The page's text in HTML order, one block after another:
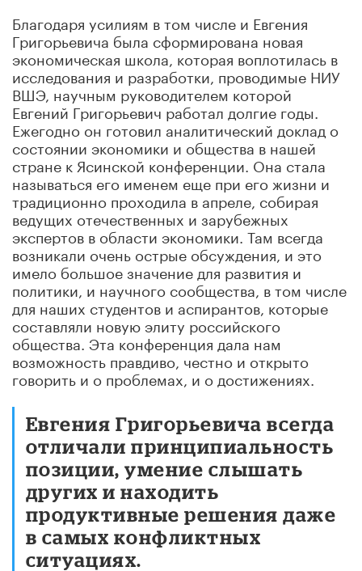
Благодаря усилиям в том числе и Евгения
Григорьевича была сформирована новая
экономическая школа, которая воплотилась в
исследования и разработки, проводимые НИУ
ВШЭ, научным руководителем которой
Евгений Григорьевич работал долгие годы.
Ежегодно он готовил аналитический доклад о
состоянии экономики и общества в нашей
стране к Ясинской конференции. Она стала
называться его именем еще при его жизни и
традиционно проходила в апреле, собирая
ведущих отечественных и зарубежных
экспертов в области экономики. Там всегда
возникали очень острые обсуждения, и это
имело большое значение для развития и
политики, и научного сообщества, в том числе
для наших студентов и аспирантов, которые
составляли новую элиту российского
общества. Эта конференция дала нам
возможность правдиво, честно и открыто
говорить и о проблемах, и о достижениях.
Евгения Григорьевича всегда
отличали принципиальность
позиции, умение слышать
других и находить
продуктивные решения даже
в самых конфликтных
ситуациях.